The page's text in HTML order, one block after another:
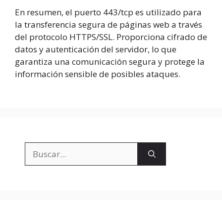
En resumen, el puerto 443/tcp es utilizado para
la transferencia segura de páginas web a través
del protocolo HTTPS/SSL. Proporciona cifrado de
datos y autenticación del servidor, lo que
garantiza una comunicación segura y protege la
información sensible de posibles ataques.